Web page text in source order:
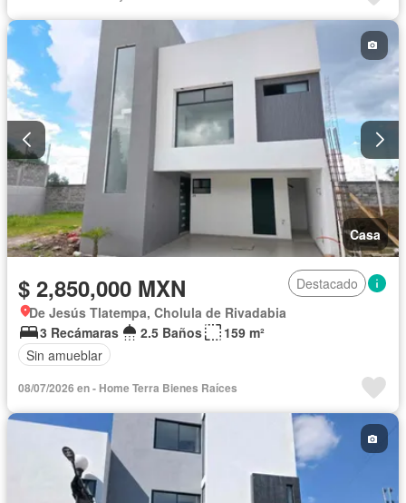
Televisión por cable
Wifi Zonas verdes
Casa
$ 2,850,000 MXN
Destacado
De Jesús Tlatempa, Cholula de Rivadabia
3 Recámaras
2.5 Baños
159 m²
Sin amueblar
08/07/2026 en - Home Terra Bienes Raíces